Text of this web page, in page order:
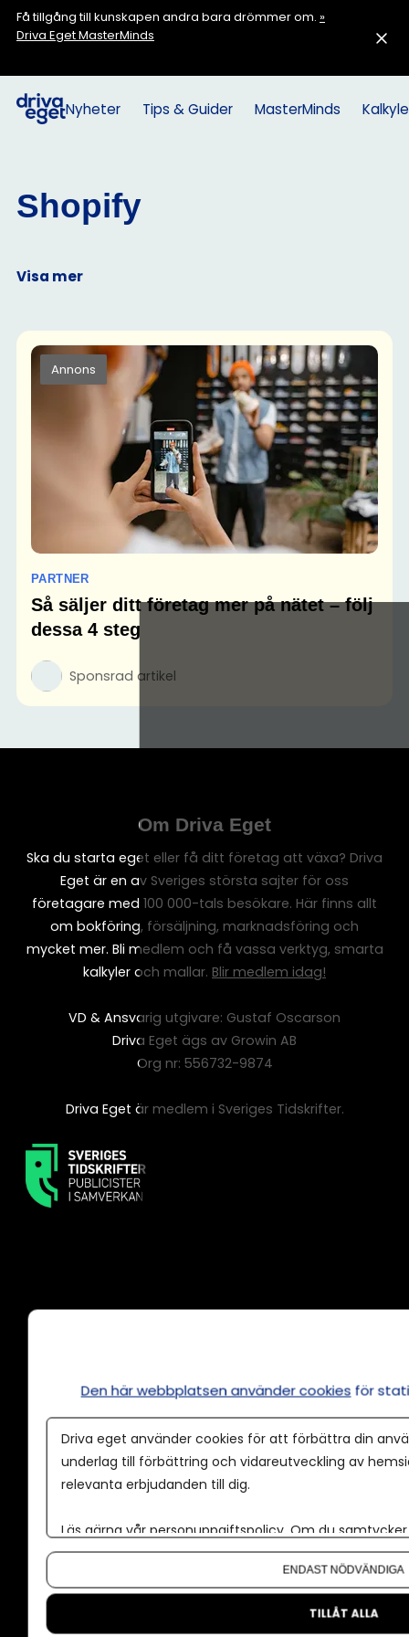
Få tillgång till kunskapen andra bara drömmer om. »
Driva Eget MasterMinds
Nyheter Tips & Guider MasterMinds
Shopify
Visa mer
Annons
PARTNER
Så säljer ditt företag mer på nätet – följ
dessa 4 steg
Sponsrad artikel
Om Driva Eget
Ska du starta eget eller få ditt företag att växa? Driva
Eget är en av Sveriges största sajter för oss
företagare med 100 000-tals besökare. Här finns allt
om bokföring, försäljning, marknadsföring och
mycket mer. Bli medlem och få vassa verktyg, smarta
kalkyler och mallar. Blir medlem idag!
VD & Ansvarig utgivare: Gustaf Oscarson
Driva Eget ägs av Growin AB
Org nr: 556732-9874
Driva Eget är medlem i Sveriges Tidskrifter.
Våra användarvillkor
Policy för AI
Annonspolicy
Tillgänglighet
Om oss
Den här webbplatsen använder cookies för
Driva eget använder cookies för att förbättra din
underlag till förbättring och vidareutveckling av
relevanta erbjudanden till dig.
Läs gärna vår personuppgiftspolicy. Om du
Om du vill ändra ditt val i efterhand hittar du den
ENDAST NÖDVÄNDIGA
TILLÅT ALLA